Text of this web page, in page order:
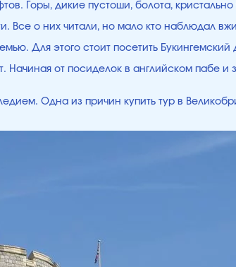
Горы, дикие пустоши, болота,
Все о них читали, но мало кто наблюдал
Для этого стоит посетить
Начиная от посиделок в английском пабе
Одна из причин купить тур в